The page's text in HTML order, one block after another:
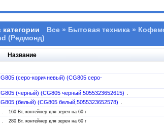
Все » Бытовая техника »
(Редмонд)
Название
(серо-коричневый) (CG805 серо-
(черный) (CG805 черный,5055323652615)
(белый) (CG805 белый,5055323652578)
160 Вт, контейнер для зерен на 60 г
280 Вт, контейнер для зерен на 60 г